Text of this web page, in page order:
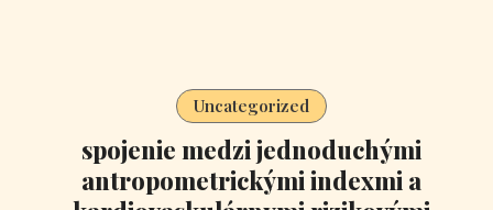
Uncategorized
spojenie medzi jednoduchými
antropometrickými indexmi a